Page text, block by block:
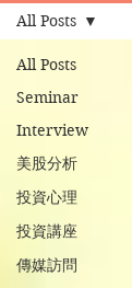
All Posts
Seminar
Interview
美股分析
投資心理
投資講座
傳媒訪問
All Posts